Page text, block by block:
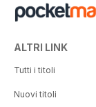
ALTRI LINK
Tutti i titoli
Nuovi titoli